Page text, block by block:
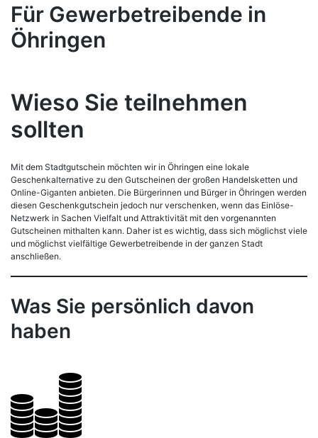
Für Gewerbetreibende in
Öhringen
Wieso Sie teilnehmen
sollten
Mit dem Stadtgutschein möchten wir in Öhringen eine lokale
Geschenkalternative zu den Gutscheinen der großen Handelsketten und
Online-Giganten anbieten. Die Bürgerinnen und Bürger in Öhringen werden
diesen Geschenkgutschein jedoch nur verschenken, wenn das Einlöse-
Netzwerk in Sachen Vielfalt und Attraktivität mit den vorgenannten
Gutscheinen mithalten kann. Daher ist es wichtig, dass sich möglichst viele
und möglichst vielfältige Gewerbetreibende in der ganzen Stadt
anschließen.
Was Sie persönlich davon
haben